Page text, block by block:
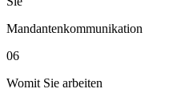
Mandantenkommunikation
06
Womit Sie arbeiten